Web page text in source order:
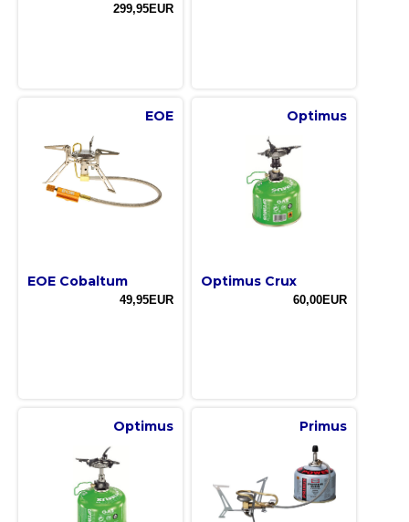
299,95EUR
EOE
EOE Cobaltum
49,95EUR
Optimus
Optimus Crux
60,00EUR
Optimus Primus